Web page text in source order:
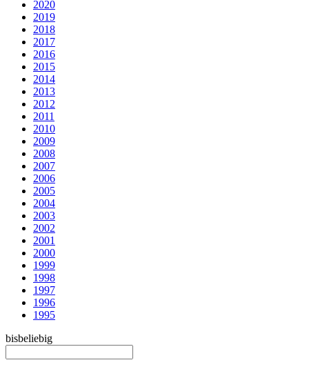
2020
2019
2018
2017
2016
2015
2014
2013
2012
2011
2010
2009
2008
2007
2006
2005
2004
2003
2002
2001
2000
1999
1998
1997
1996
1995
bisbeliebig